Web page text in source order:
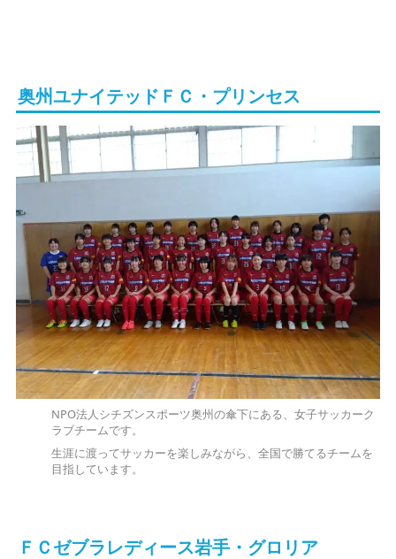
奥州ユナイテッドＦＣ・プリンセス
NPO法人シチズンスポーツ奥州の傘下にある、女子サッカーク
ラブチームです。
生涯に渡ってサッカーを楽しみながら、全国で勝てるチームを
目指しています。
ＦＣゼブラレディース岩手・グロリア